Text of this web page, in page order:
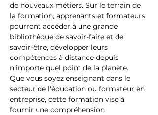
de nouveaux métiers. Sur le terrain de
la formation, apprenants et formateurs
pourront accéder à une grande
bibliothèque de savoir-faire et de
savoir-être, développer leurs
compétences à distance depuis
n'importe quel point de la planète.
Que vous soyez enseignant dans le
secteur de l'éducation ou formateur en
entreprise, cette formation vise à
fournir une compréhension